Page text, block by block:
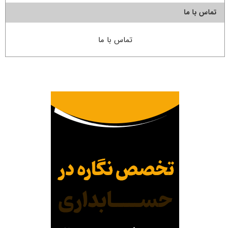
تماس با ما
تماس با ما